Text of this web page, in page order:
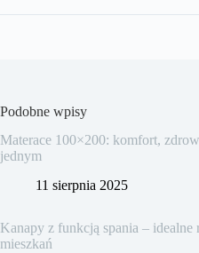
Podobne wpisy
Materace 100×200: komfort,
jednym
11 sierpnia 2025
Kanapy z funkcją spania – idealne
mieszkań